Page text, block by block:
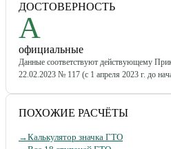
ДОСТОВЕРНОСТЬ
A
официальные
Данные соответствуют действующему
22.02.2023 № 117 (с 1 апреля 2023 г. до
ПОХОЖИЕ РАСЧЁТЫ
→Калькулятор значка ГТО